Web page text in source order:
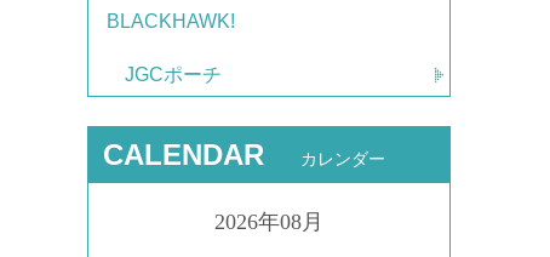
BLACKHAWK!
JGCポーチ
CALENDAR カレンダー
2026年08月